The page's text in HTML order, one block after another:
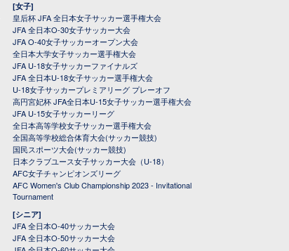
[女子]
皇后杯 JFA 全日本女子サッカー選手権大会
JFA 全日本O-30女子サッカー大会
JFA O-40女子サッカーオープン大会
全日本大学女子サッカー選手権大会
JFA U-18女子サッカーファイナルズ
JFA 全日本U-18女子サッカー選手権大会
U-18女子サッカープレミアリーグ プレーオフ
高円宮妃杯 JFA全日本U-15女子サッカー選手権大会
JFA U-15女子サッカーリーグ
全日本高等学校女子サッカー選手権大会
全国高等学校総合体育大会(サッカー競技)
国民スポーツ大会(サッカー競技)
日本クラブユース女子サッカー大会（U-18）
AFC女子チャンピオンズリーグ
AFC Women's Club Championship 2023 - Invitational
Tournament
[シニア]
JFA 全日本O-40サッカー大会
JFA 全日本O-50サッカー大会